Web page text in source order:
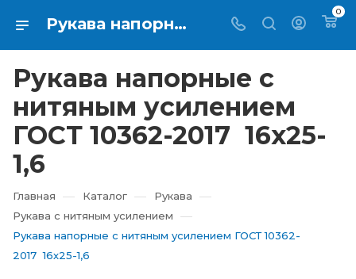
Рукава напорные с нитяным усилением ГОСТ 10362-2017 16х25-1,6 купить в Екатеринбурге ⇨ RTI-KUPI
0
Рукава напорные с
нитяным усилением
ГОСТ 10362-2017 16х25-
1,6
Главная — Каталог — Рукава —
Рукава с нитяным усилением —
Рукава напорные с нитяным усилением ГОСТ 10362-
2017 16х25-1,6